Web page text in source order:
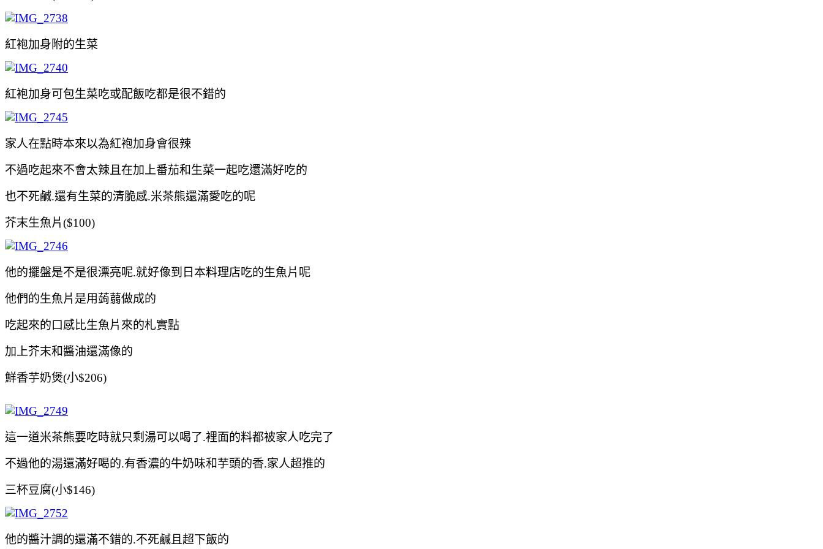
紅袍加身附的生菜
紅袍加身可包生菜吃或配飯吃都是很不錯的
家人在點時本來以為紅袍加身會很辣
不過吃起來不會太辣且在加上番茄和生菜一起吃還滿好吃的
也不死鹹.還有生菜的清脆感.米茶熊還滿愛吃的呢
芥末生魚片($100)
他的擺盤是不是很漂亮呢.就好像到日本料理店吃的生魚片呢
他們的生魚片是用蒟蒻做成的
吃起來的口感比生魚片來的札實點
加上芥末和醬油還滿像的
鮮香芋奶煲(小$206)
這一道米茶熊要吃時就只剩湯可以喝了.裡面的料都被家人吃完了
不過他的湯還滿好喝的.有香濃的牛奶味和芋頭的香.家人超推的
三杯豆腐(小$146)
他的醬汁調的還滿不錯的.不死鹹且超下飯的